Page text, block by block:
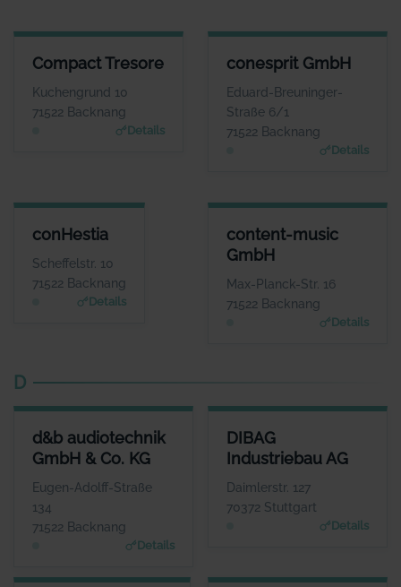
Compact Tresore
Kuchengrund 10
71522 Backnang
Details
COMPACT TRESORE
ANSPRECHPARTNER
Frau Julia Teller
www.compact-tresore.
de
conesprit GmbH
Eduard-Breuninger-
Straße 6/1
71522 Backnang
Details
CONESPRIT GMBH
ANSPRECHPARTNER
Herr Roman
www.conesprit.de
conHestia
Scheffelstr. 10
71522 Backnang
Details
Herr Manfred
Wasserberg
www.conhestia.de
content-music
GmbH
Max-Planck-Str. 16
71522 Backnang
Details
CONTENT-MUSIC GMBH
ANSPRECHPARTNER
Herr Josh Kochhann
WEBSITE
www.content-music.de
D
d&b audiotechnik
GmbH & Co. KG
Eugen-Adolff-Straße
134
71522 Backnang
Details
D&B AUDIOTECHNIK GMBH & CO. KG
Herr Amnon Harman
WEBSITE
www.dbaudio.com
DIBAG
Industriebau AG
Daimlerstr. 127
70372 Stuttgart
Details
DIBAG INDUSTRIEBAU AG
ANSPRECHPARTNER
Herr Peter Vassholz
www.dibag.de